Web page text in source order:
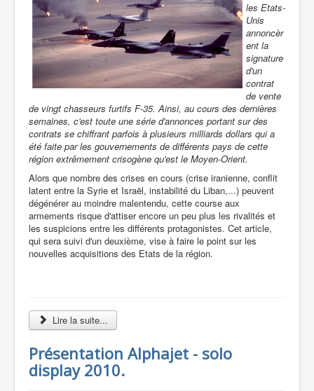
les Etats-
Unis
annoncèr
ent la
signature
d'un
contrat
de vente
de vingt chasseurs furtifs F-35. Ainsi, au cours des dernières
semaines, c'est toute une série d'annonces portant sur des
contrats se chiffrant parfois à plusieurs milliards dollars qui a
été faite par les gouvernements de différents pays de cette
région extrêmement crisogène qu'est le Moyen-Orient.
Alors que nombre des crises en cours (crise iranienne, conflit
latent entre la Syrie et Israël, instabilité du Liban,...) peuvent
dégénérer au moindre malentendu, cette course aux
armements risque d'attiser encore un peu plus les rivalités et
les suspicions entre les différents protagonistes. Cet article,
qui sera suivi d'un deuxième, vise à faire le point sur les
nouvelles acquisitions des Etats de la région.
Lire la suite...
Présentation Alphajet - solo
display 2010.